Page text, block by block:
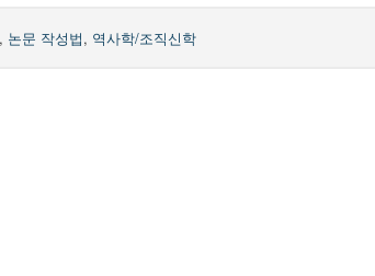
, 논문 작성법, 역사학/조직신학